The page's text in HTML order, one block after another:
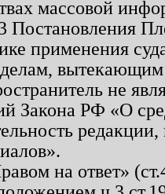
массовой
Постановления
применения
вытекающим
не
Закона РФ «О
на ответ»